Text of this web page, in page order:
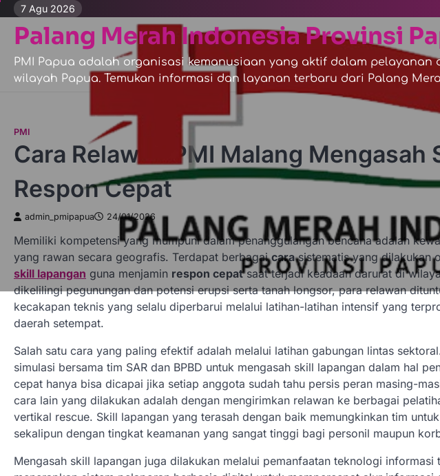
Skip
content
7 Agu 2026
Palang Merah Indonesia Provinsi
PMI Papua adalah organisasi kemanusiaan yang aktif dalam
wilayah Papua. Temukan informasi dan layanan terbaru dari Palang
PMI
Cara Relawan PMI Malang
Respon Cepat
admin_pmipapua 24/01/2026
Memiliki kompetensi yang mumpuni dalam penanggulangan bencana adalah
yang rawan secara geografis. Terdapat berbagaicarasistematis yang dilakukan
skill lapangan guna menjamin respon cepatsaat terjadi keadaan darurat di
dikelilingi pegunungan dan potensi erupsi serta tanah longsor, para relawan
kecakapan teknis yang selalu diperbarui melalui latihan-latihan intensif yang
daerah setempat.
Salah satu cara yang paling efektif adalah melalui latihan gabungan lintas
simulasi bersama tim SAR dan BPBD untuk mengasah skill lapangan dalam hal
cepat hanya bisa dicapai jika setiap anggota sudah tahu persis peran masing-
cara lain yang dilakukan adalah dengan mengirimkan relawan ke berbagai
vertikal rescue. Skill lapangan yang terasah dengan baik memungkinkan tim
sekalipun dengan tingkat keamanan yang sangat tinggi bagi personil maupun
Mengasah skill lapangan juga dilakukan melalui pemanfaatan teknologi informasi